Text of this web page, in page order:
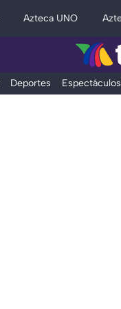
Azteca UNO
Deportes Espectáculos